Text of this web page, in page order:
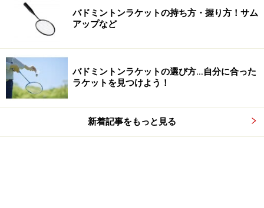
バドミントンラケットの持ち方・握り方！サム
アップなど
バドミントンラケットの選び方…自分に合った
ラケットを見つけよう！
新着記事をもっと見る